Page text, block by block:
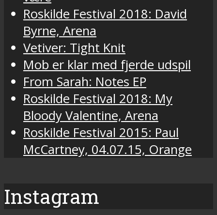
Roskilde Festival 2018: David
Byrne, Arena
Vetiver: Tight Knit
Mob er klar med fjerde udspil
From Sarah: Notes EP
Roskilde Festival 2018: My
Bloody Valentine, Arena
Roskilde Festival 2015: Paul
McCartney, 04.07.15, Orange
Instagram